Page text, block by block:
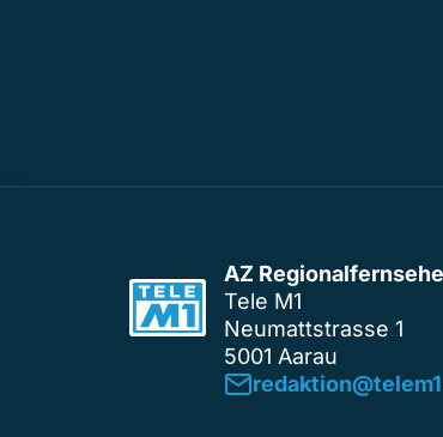
AZ
Tele M1
Neumattstrasse 1
5001 Aarau